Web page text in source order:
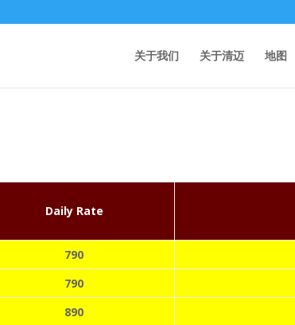
关于我们 关于清迈 地图
Daily Rate
790
790
890